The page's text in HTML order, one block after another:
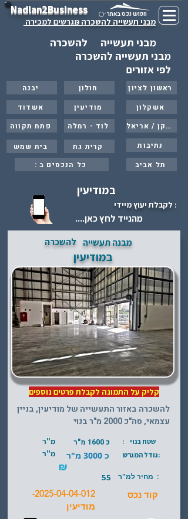
Nadlan2Business חפוש נכס באתר
מבני תעשייה להשכרה -מגרשים למכירה
מבני תעשייה
להשכרה
מבני תעשייה להשכרה
לפי אזורים
ראשון לציון חולון
יבנה
אשקלון
מודיעין
אשדוד
ברקן / אריאל
לוד - רמלה
פתח תקווה
נתיבות
קרית גת
בית שמש
תל אביב
: כל הנכסים ב
במודיעין
: לקבלת יעוץ מיידי
מהנייד לחץ כאן....
מבנה תעשייה
להשכרה
במודיעין
קליק על התמונה לקבלת פרטים נוספים
להשכרה באזור התעשייה של מודיעין, בניין
עצמאי, סה"כ 2000 מ"ר בנוי
שטח בנוי : כ 1600 מ"ר
:גודל המגרש כ 3000 מ"ר
: מחיר למ"ר 55
מ"ר
מ"ר
₪
קוד נכס 2025-04-04-012
-
מודיעין